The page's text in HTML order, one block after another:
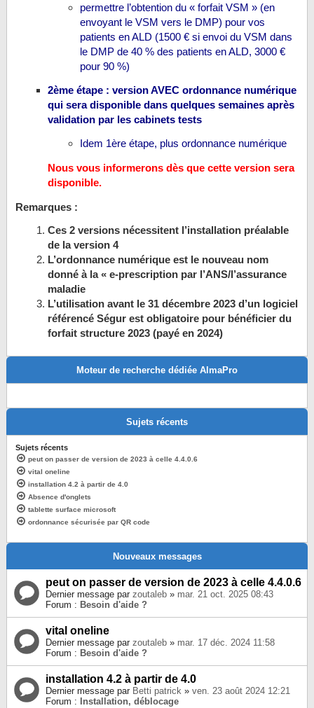
permettre l’obtention du « forfait VSM » (en
envoyant le VSM vers le DMP) pour vos
patients en ALD (1500 € si envoi du VSM dans
le DMP de 40 % des patients en ALD, 3000 €
pour 90 %)
2ème étape : version AVEC ordonnance numérique
qui sera disponible dans quelques semaines après
validation par les cabinets tests
Idem 1ère étape, plus ordonnance numérique
Nous vous informerons dès que cette version sera
disponible.
Remarques :
Ces 2 versions nécessitent l’installation préalable
de la version 4
L’ordonnance numérique est le nouveau nom
donné à la « e-prescription par l’ANS/l’assurance
maladie
L’utilisation avant le 31 décembre 2023 d’un logiciel
référencé Ségur est obligatoire pour bénéficier du
forfait structure 2023 (payé en 2024)
Moteur de recherche dédiée AlmaPro
Sujets récents
Sujets récents
peut on passer de version de 2023 à celle 4.4.0.6
vital oneline
installation 4.2 à partir de 4.0
Absence d'onglets
tablette surface microsoft
ordonnance sécurisée par QR code
Nouveaux messages
peut on passer de version de 2023 à celle 4.4.0.6
Dernier message par zoutaleb » mar. 21 oct. 2025 08:43
Forum : Besoin d'aide ?
vital oneline
Dernier message par zoutaleb » mar. 17 déc. 2024 11:58
Forum : Besoin d'aide ?
installation 4.2 à partir de 4.0
Dernier message par Betti patrick » ven. 23 août 2024 12:21
Forum :
Installation, déblocage